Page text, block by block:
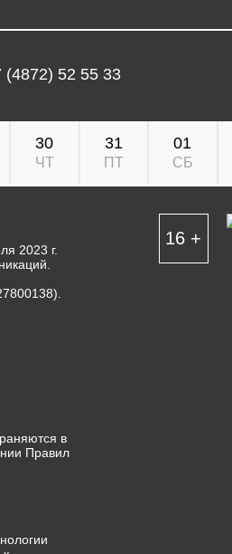
(4872) 52 55 33
30
ЧТ
31
ПТ
01
СБ
2023 г.
в
Правил
16 +